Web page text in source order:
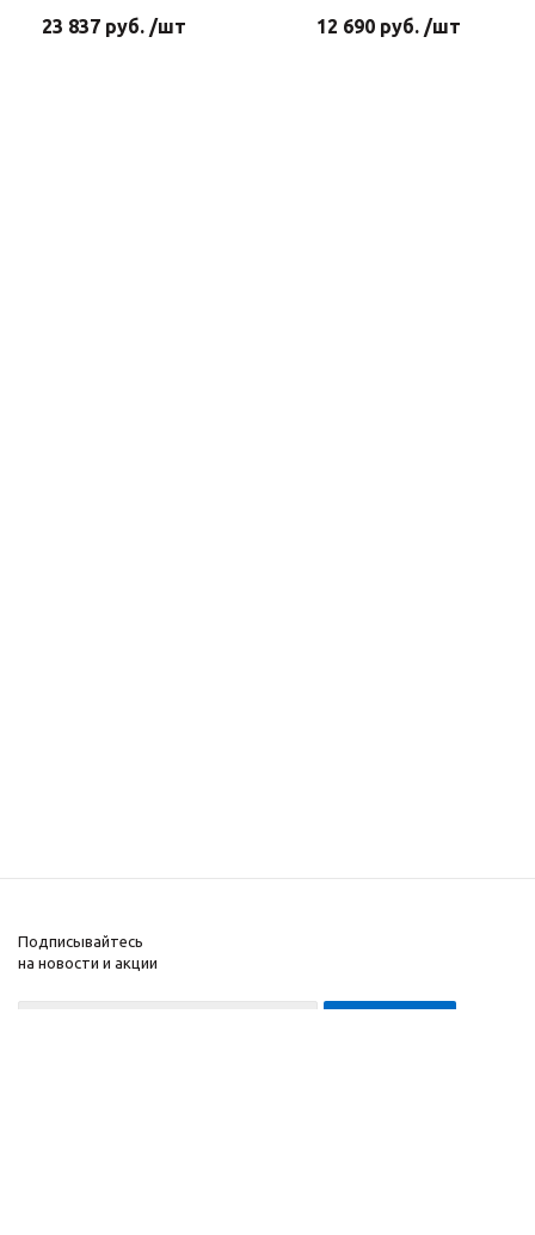
23 837 руб. /шт 12 690 руб. /шт
Подписывайтесь
на новости и акции